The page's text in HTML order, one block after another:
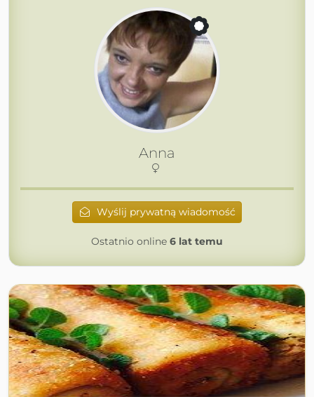
Anna
Wyślij prywatną wiadomość
Ostatnio online 6 lat temu